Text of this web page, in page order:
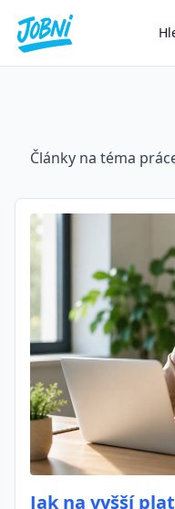
Články na téma
Jak na vyšší